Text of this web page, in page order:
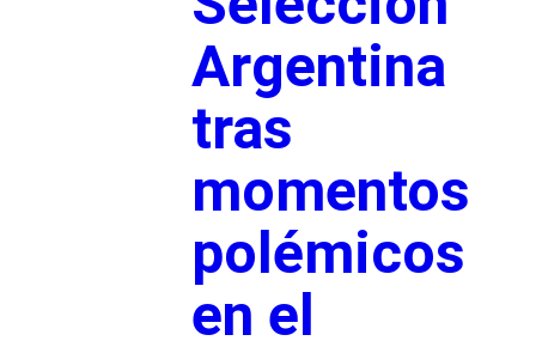
Argentina
tras
momentos
polémicos
en el